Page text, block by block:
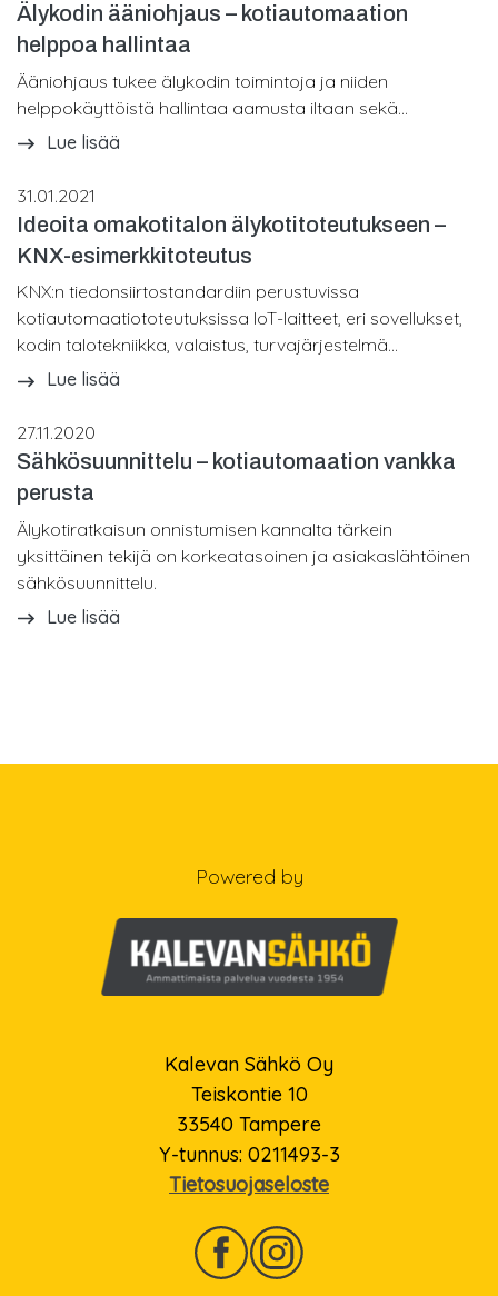
Älykodin ääniohjaus – kotiautomaation
helppoa hallintaa
Ääniohjaus tukee älykodin toimintoja ja niiden
helppokäyttöistä hallintaa aamusta iltaan sekä...
Lue lisää
31.01.2021
Ideoita omakotitalon älykotitoteutukseen –
KNX-esimerkkitoteutus
KNX:n tiedonsiirtostandardiin perustuvissa
kotiautomaatiototeutuksissa IoT-laitteet, eri sovellukset,
kodin talotekniikka, valaistus, turvajärjestelmä...
Lue lisää
27.11.2020
Sähkösuunnittelu – kotiautomaation vankka
perusta
Älykotiratkaisun onnistumisen kannalta tärkein
yksittäinen tekijä on korkeatasoinen ja asiakaslähtöinen
sähkösuunnittelu.
Lue lisää
Powered by
Kalevan Sähkö Oy
Teiskontie 10
33540 Tampere
Y-tunnus: 0211493-3
Tietosuojaseloste